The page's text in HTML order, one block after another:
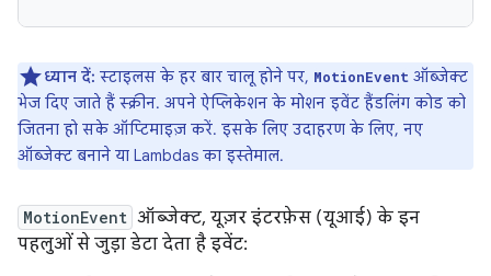
ध्यान दें: स्टाइलस के हर बार चालू होने पर, MotionEvent ऑब्जेक्ट
भेज दिए जाते हैं स्क्रीन. अपने ऐप्लिकेशन के मोशन इवेंट हैंडलिंग कोड को
जितना हो सके ऑप्टिमाइज़ करें. इसके लिए उदाहरण के लिए, नए
ऑब्जेक्ट बनाने या Lambdas का इस्तेमाल.
MotionEvent ऑब्जेक्ट, यूज़र इंटरफ़ेस (यूआई) के इन
पहलुओं से जुड़ा डेटा देता है इवेंट: